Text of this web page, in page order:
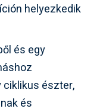
helyezkedik
és egy
ciklikus észter,
és